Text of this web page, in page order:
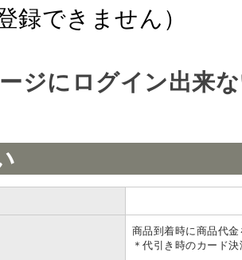
録できません）
ジにログイン出来
商品到着時に商品代
＊代引き時のカード